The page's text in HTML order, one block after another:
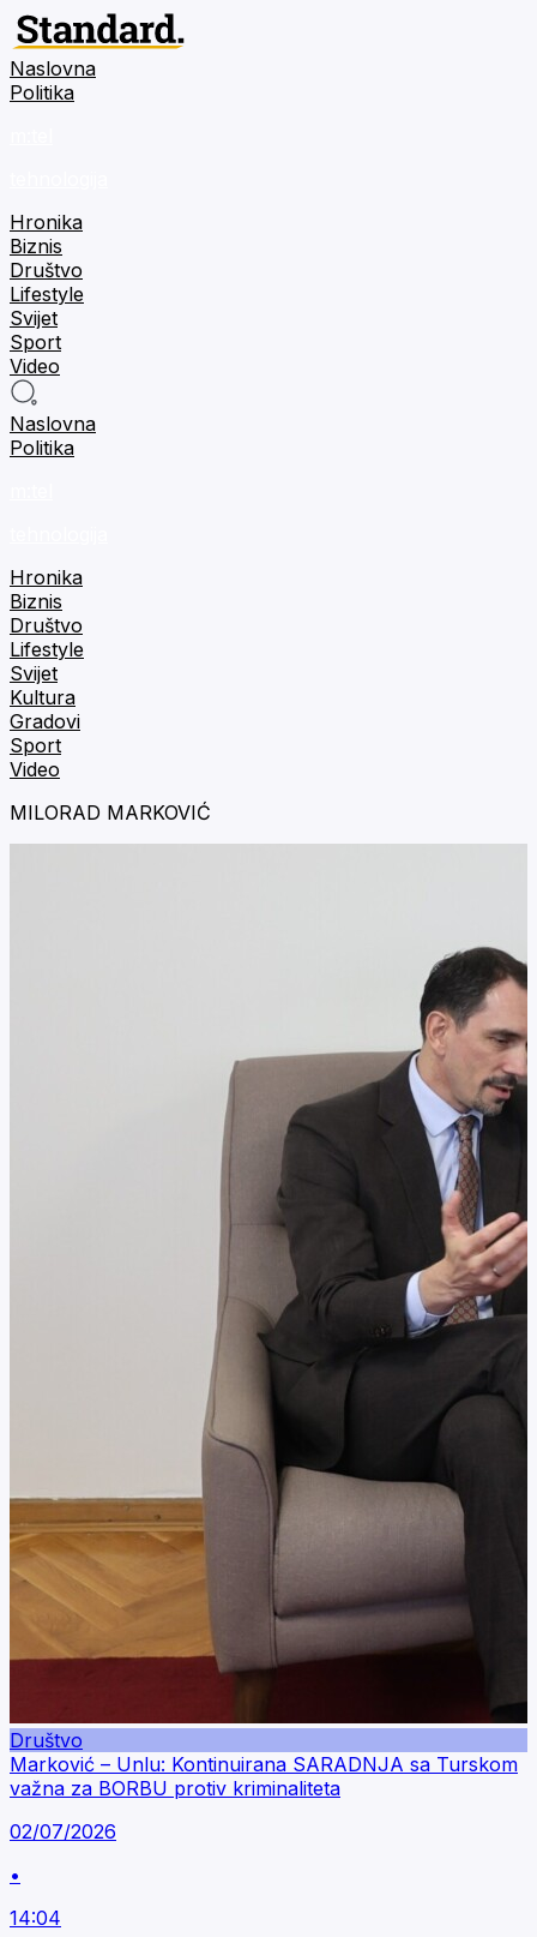
Naslovna
Politika
Hronika
Biznis
Društvo
Lifestyle
Svijet
Sport
Video
Naslovna
Politika
Hronika
Biznis
Društvo
Lifestyle
Svijet
Kultura
Gradovi
Sport
Video
MILORAD MARKOVIĆ
Društvo
Marković – Unlu: Kontinuirana SARADNJA sa Turskom
važna za BORBU protiv kriminaliteta
02/07/2026
•
14:04